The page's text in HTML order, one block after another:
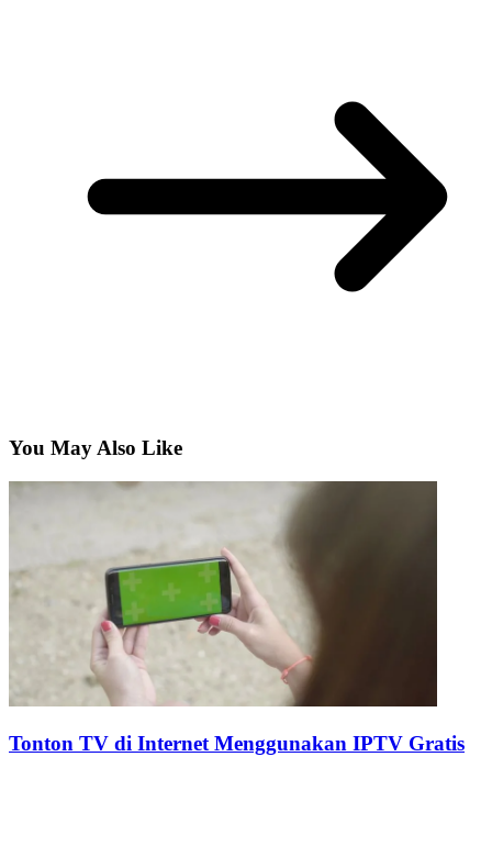
You May Also Like
Tonton TV di Internet Menggunakan IPTV Gratis